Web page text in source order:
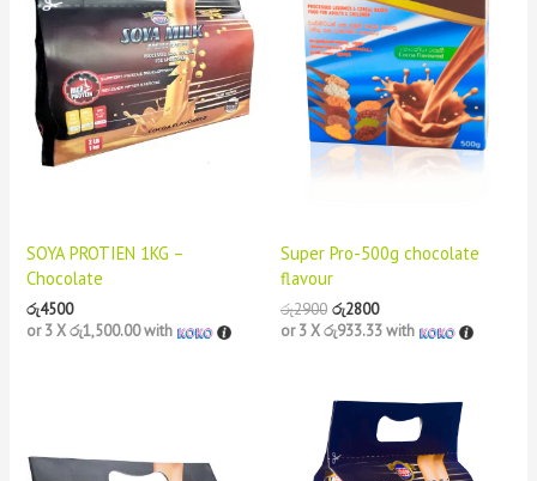
SOYA PROTIEN 1KG –
Chocolate
රු4500
or 3 Xරු1,500.00with
Super Pro-500g chocolate
flavour
රු2900 රු2800
or 3 Xරු933.33with